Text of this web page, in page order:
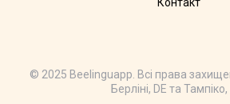
Контакт
© 2025 Beelinguapp. Всі права
Берліні, DE та